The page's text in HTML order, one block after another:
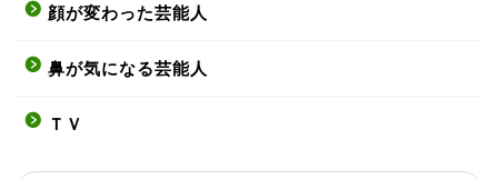
顔が変わった芸能人
鼻が気になる芸能人
ＴＶ